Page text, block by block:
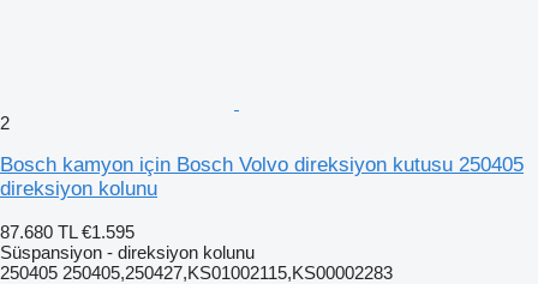
2
Bosch kamyon için Bosch Volvo direksiyon kutusu 250405
direksiyon kolunu
87.680 TL €1.595
Süspansiyon - direksiyon kolunu
250405 250405,250427,KS01002115,KS00002283